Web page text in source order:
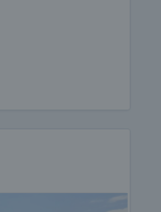
обзавеждане,
и др.